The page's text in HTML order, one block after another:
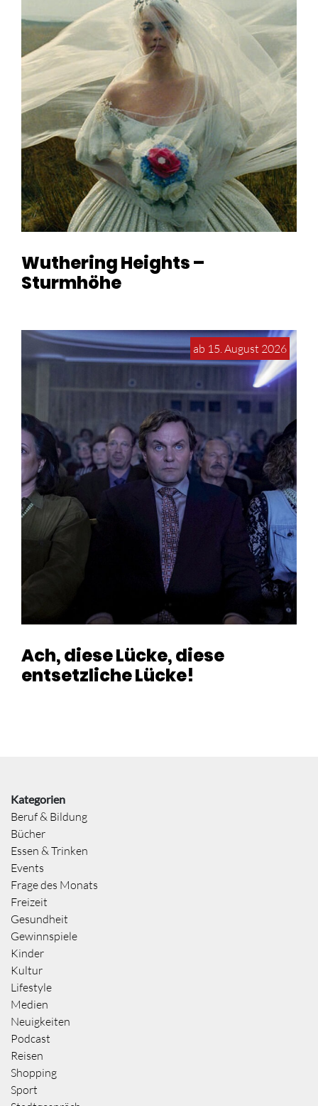
Wuthering Heights –
Sturmhöhe
ab 15. August 2026
Ach, diese Lücke, diese
entsetzliche Lücke!
Kategorien
Beruf & Bildung
Bücher
Essen & Trinken
Events
Frage des Monats
Freizeit
Gesundheit
Gewinnspiele
Kinder
Kultur
Lifestyle
Medien
Neuigkeiten
Podcast
Reisen
Shopping
Sport